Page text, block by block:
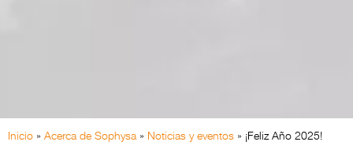
Inicio » Acerca de Sophysa » Noticias y eventos » ¡Feliz Año 2025!